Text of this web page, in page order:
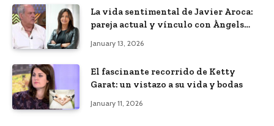
La vida sentimental de Javier Aroca:
pareja actual y vínculo con Àngels
January 13, 2026
El fascinante recorrido de Ketty
Garat: un vistazo a su vida y bodas
January 11, 2026